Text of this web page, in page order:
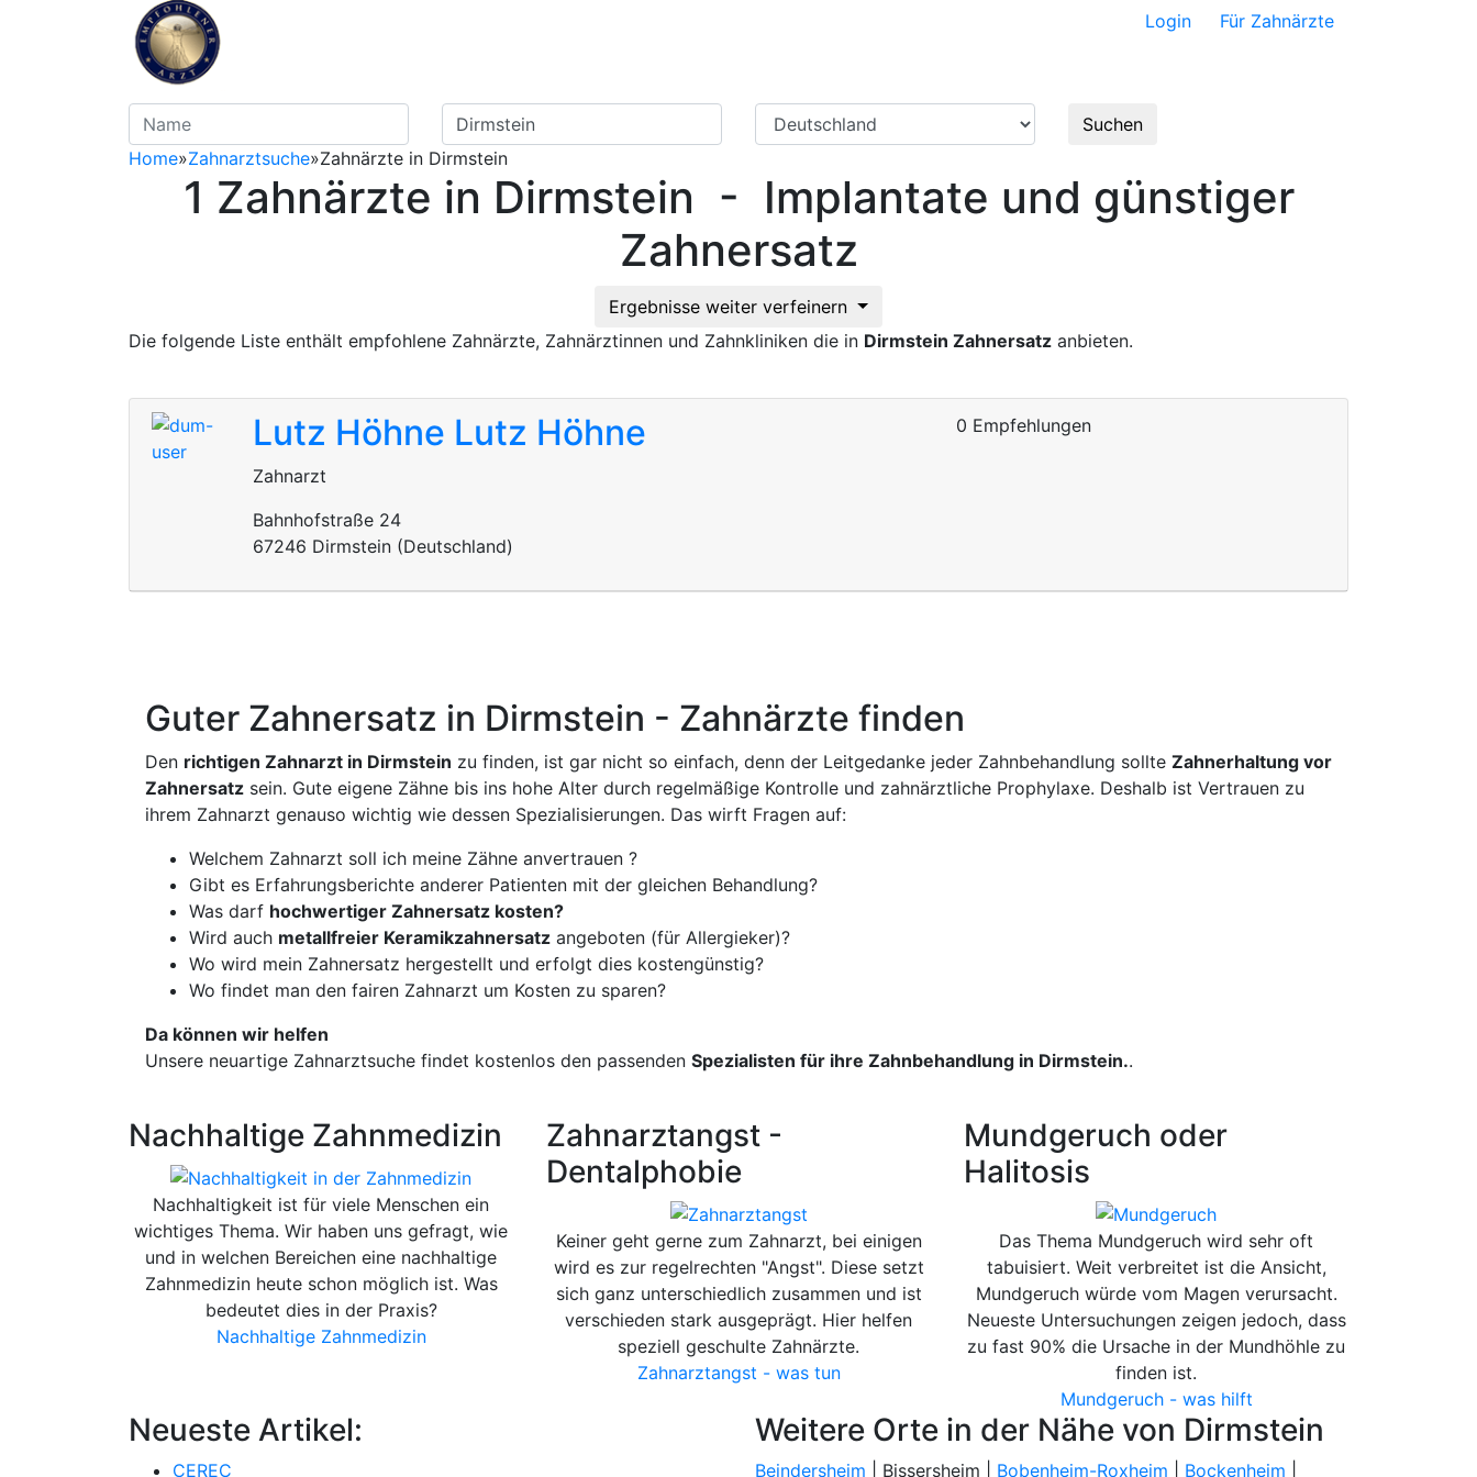
Login Für Zahnärzte
Suchen
Home»Zahnarztsuche»Zahnärzte in Dirmstein
1 Zahnärzte in Dirmstein - Implantate und günstiger
Zahnersatz
Ergebnisse weiter verfeinern
Die folgende Liste enthält empfohlene Zahnärzte, Zahnärztinnen und Zahnkliniken die in Dirmstein Zahnersatz anbieten.
Lutz Höhne Lutz Höhne
Zahnarzt
Bahnhofstraße 24
67246 Dirmstein (Deutschland)
0 Empfehlungen
Guter Zahnersatz in Dirmstein - Zahnärzte finden
Den richtigen Zahnarzt in Dirmstein zu finden, ist gar nicht so einfach, denn der Leitgedanke jeder Zahnbehandlung sollte Zahnerhaltung vor
Zahnersatz sein. Gute eigene Zähne bis ins hohe Alter durch regelmäßige Kontrolle und zahnärztliche Prophylaxe. Deshalb ist Vertrauen zu
ihrem Zahnarzt genauso wichtig wie dessen Spezialisierungen. Das wirft Fragen auf:
Welchem Zahnarzt soll ich meine Zähne anvertrauen ?
Gibt es Erfahrungsberichte anderer Patienten mit der gleichen Behandlung?
Was darf hochwertiger Zahnersatz kosten?
Wird auch metallfreier Keramikzahnersatz angeboten (für Allergieker)?
Wo wird mein Zahnersatz hergestellt und erfolgt dies kostengünstig?
Wo findet man den fairen Zahnarzt um Kosten zu sparen?
Da können wir helfen
Unsere neuartige Zahnarztsuche findet kostenlos den passenden Spezialisten für ihre Zahnbehandlung in Dirmstein..
Nachhaltige Zahnmedizin
Nachhaltigkeit ist für viele Menschen ein
wichtiges Thema. Wir haben uns gefragt, wie
und in welchen Bereichen eine nachhaltige
Zahnmedizin heute schon möglich ist. Was
bedeutet dies in der Praxis?
Nachhaltige Zahnmedizin
Zahnarztangst -
Dentalphobie
Keiner geht gerne zum Zahnarzt, bei einigen
wird es zur regelrechten "Angst". Diese setzt
sich ganz unterschiedlich zusammen und ist
verschieden stark ausgeprägt. Hier helfen
speziell geschulte Zahnärzte.
Zahnarztangst - was tun
Mundgeruch oder
Halitosis
Das Thema Mundgeruch wird sehr oft
tabuisiert. Weit verbreitet ist die Ansicht,
Mundgeruch würde vom Magen verursacht.
Neueste Untersuchungen zeigen jedoch, dass
zu fast 90% die Ursache in der Mundhöhle zu
finden ist.
Mundgeruch - was hilft
Neueste Artikel:
CEREC
Weitere Orte in der Nähe von Dirmstein
Beindersheim | Bissersheim | Bobenheim-Roxheim Bockenheim